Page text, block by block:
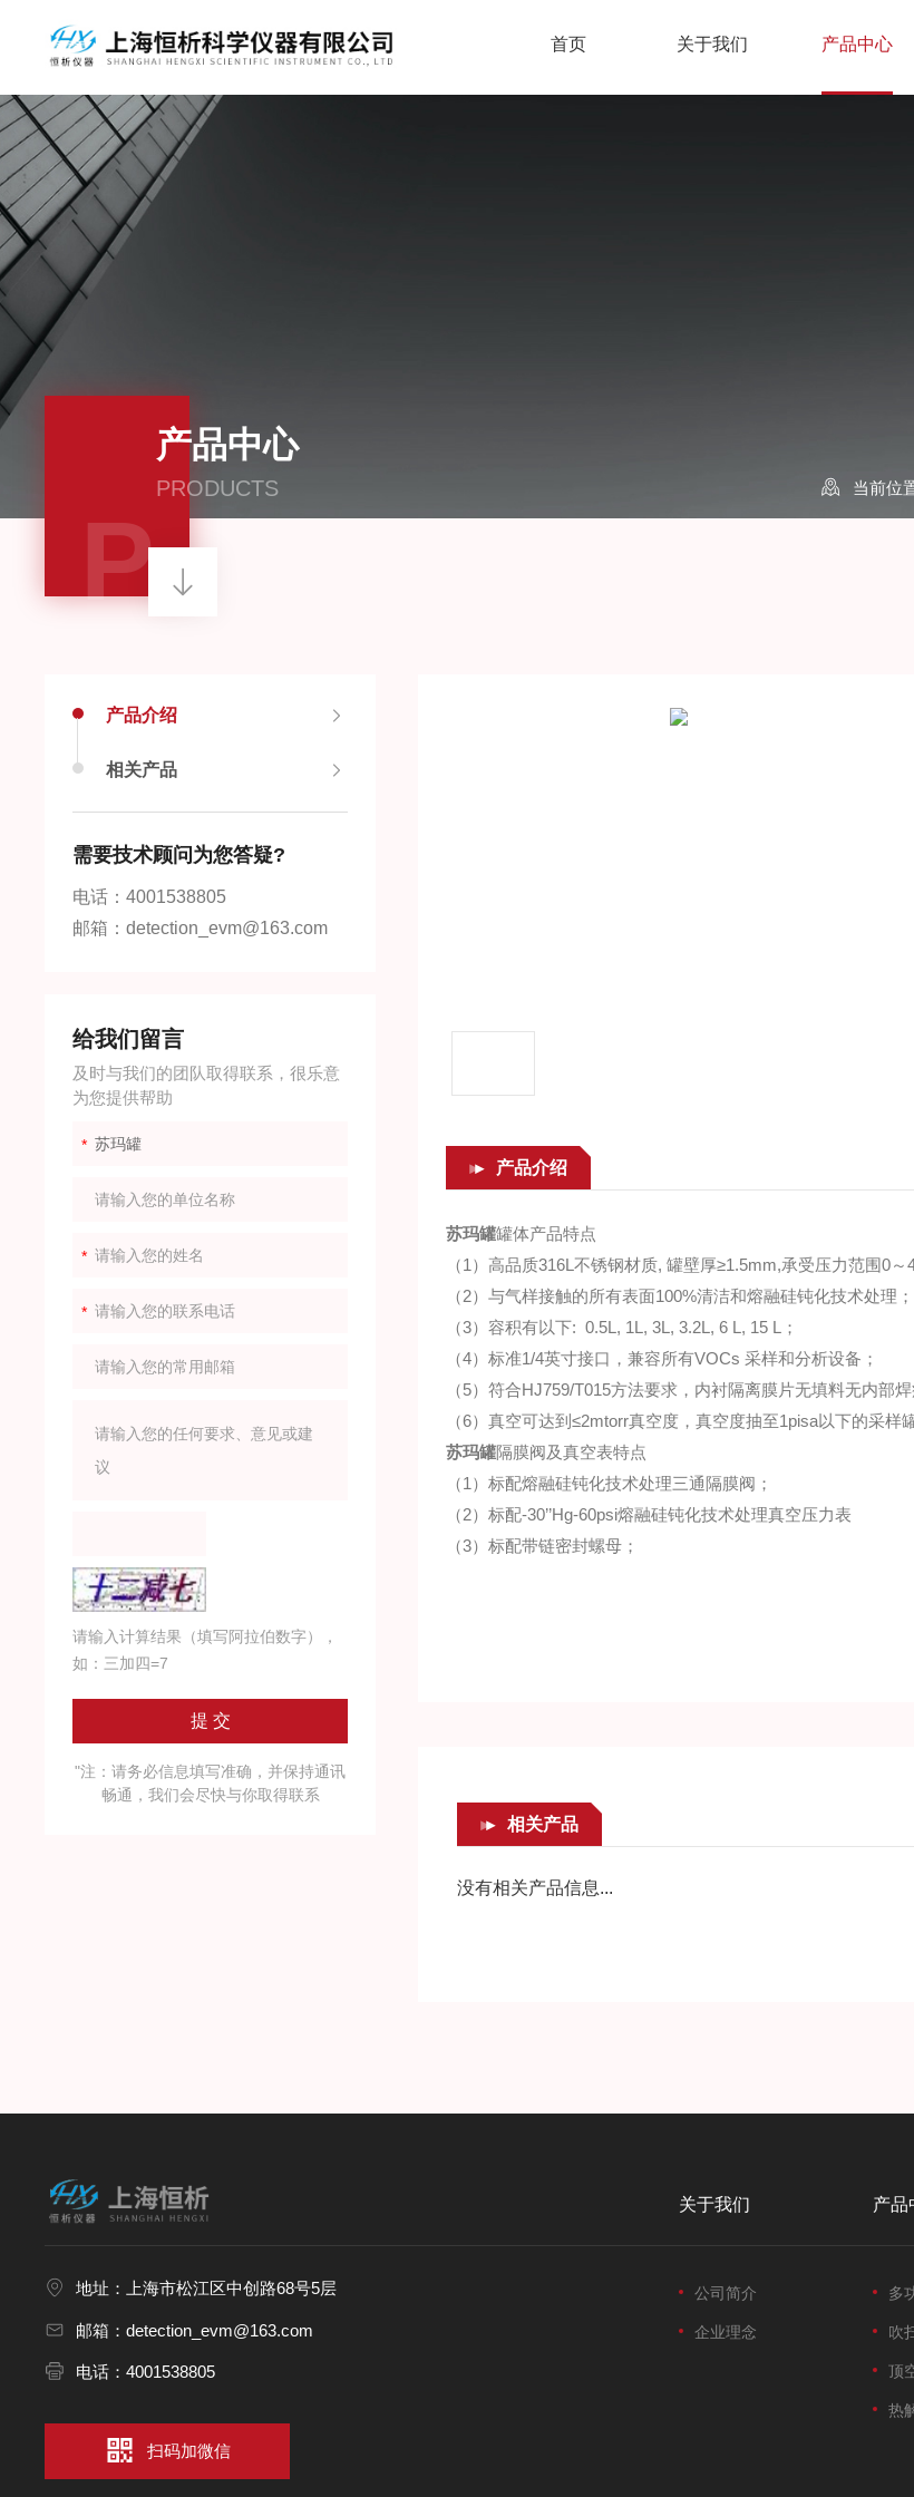
首页 关于我们 产品中心
产品中心
PRODUCTS
P
当前位
产品介绍
苏玛罐罐体产品特点
（1）高品质316L不锈钢材质, 罐壁厚≥1.5mm,承受压力范围0～
（2）与气样接触的所有表面100%清洁和熔融硅钝化技术处理；
（3）容积有以下: 0.5L, 1L, 3L, 3.2L, 6 L, 15 L；
（4）标准1/4英寸接口，兼容所有VOCs 采样和分析设备；
（5）符合HJ759/T015方法要求，内衬隔离膜片无填料无内部焊
（6）真空可达到≤2mtorr真空度，真空度抽至1pisa以下的采
苏玛罐隔膜阀及真空表特点
（1）标配熔融硅钝化技术处理三通隔膜阀；
（2）标配-30’’Hg-60psi熔融硅钝化技术处理真空压力表
（3）标配带链密封螺母；
相关产品
没有相关产品信息...
产品介绍
相关产品
需要技术顾问为您答疑?
电话：4001538805
邮箱：detection_evm@163.com
给我们留言
及时与我们的团队取得联系，很乐意
为您提供帮助
请输入计算结果（填写阿拉伯数字），
如：三加四=7
"注：请务必信息填写准确，并保持通讯
畅通，我们会尽快与你取得联系
地址：上海市松江区中创路68号5层
邮箱：detection_evm@163.com
电话：4001538805
扫码加微信
关于我们
公司简介
企业理念
产品
多
吹
顶
热